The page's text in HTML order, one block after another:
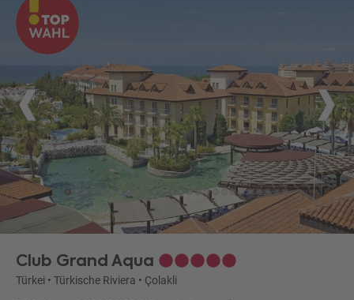
Club Grand Aqua
Türkei • Türkische Riviera • Çolakli